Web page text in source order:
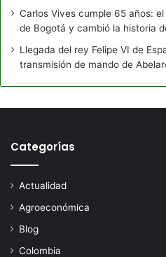
Carlos Vives cumple 65 años:
de Bogotá y cambió la historia
Llegada del rey Felipe VI de
transmisión de mando de
Categorías
Actualidad
Agroeconómica
Blog
Colombia